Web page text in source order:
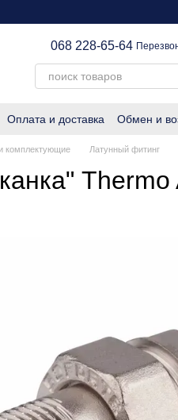
068 228-65-64
Оплата и доставка Обмен и
комплектующие Латунный фитинг